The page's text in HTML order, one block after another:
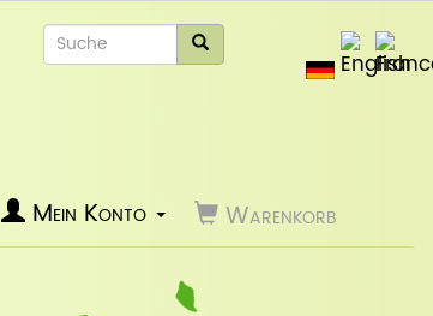
Warenkorb
Mein Konto